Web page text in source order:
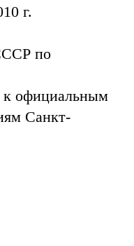
г.
по
к официальным
Санкт-